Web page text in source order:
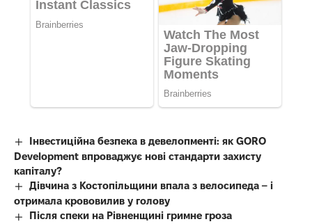
Інвестиційна безпека в девелопменті: як GORO
Development впроваджує нові стандарти захисту
капіталу?
Дівчина з Костопільщини впала з велосипеда – і
отримала крововилив у голову
Після спеки на Рівненщині гримне гроза